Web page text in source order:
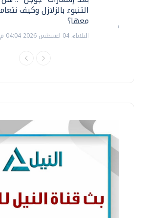
التنبوء بالزلازل وكيف
معها؟
الثلاثاء، 04 اغسطس 2026 04:04 م